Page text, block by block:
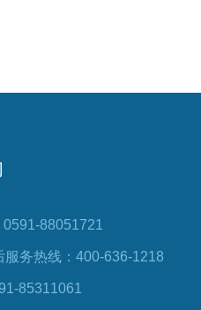
88051721
服务热线：400-636-1218
85311061